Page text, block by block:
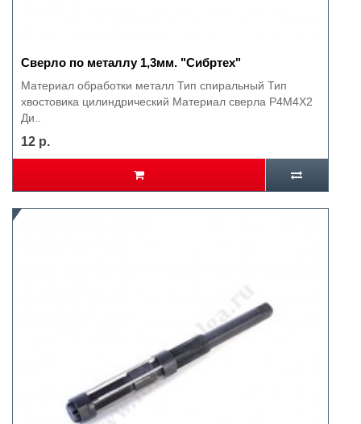
Сверло по металлу 1,3мм. "Сибртех"
Материал обработки металл Тип спиральный Тип
хвостовика цилиндрический Материал сверла Р4М4Х2
Ди..
12 р.